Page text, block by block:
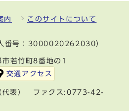
内 このサイトについて
人番号：3000020262030）
若竹町8番地の1
交通アクセス
代表） ファクス:0773-42-